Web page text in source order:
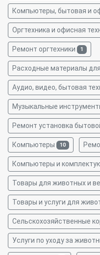
Компьютеры, бытовая и
Оргтехника и офисная
Ремонт оргтехники 1
Расходные материалы
Аудио, видео, бытовая
Музыкальные
Ремонт установка
Компьютеры 10
Компьютеры и
Товары для животных и
Товары и услуги для
Сельскохозяйственные
Услуги по уходу за